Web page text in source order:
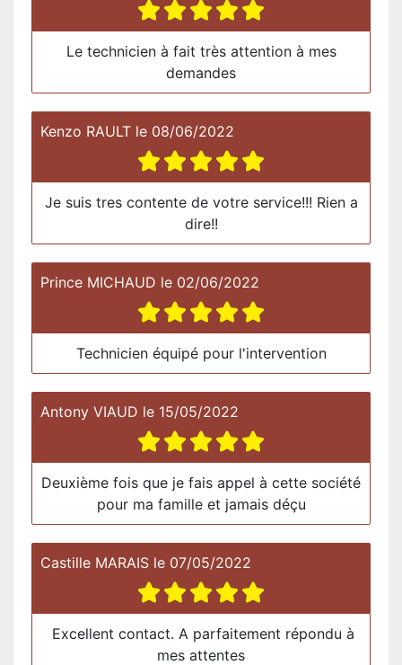
Le technicien à fait très attention à mes
demandes
Kenzo RAULT le 08/06/2022
Je suis tres contente de votre service!!! Rien a
dire!!
Prince MICHAUD le 02/06/2022
Technicien équipé pour l'intervention
Antony VIAUD le 15/05/2022
Deuxième fois que je fais appel à cette société
pour ma famille et jamais déçu
Castille MARAIS le 07/05/2022
Excellent contact. A parfaitement répondu à
mes attentes